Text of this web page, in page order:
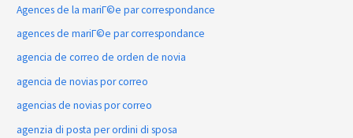
Agences de la mariГ©e par correspondance
agences de mariГ©e par correspondance
agencia de correo de orden de novia
agencia de novias por correo
agencias de novias por correo
agenzia di posta per ordini di sposa